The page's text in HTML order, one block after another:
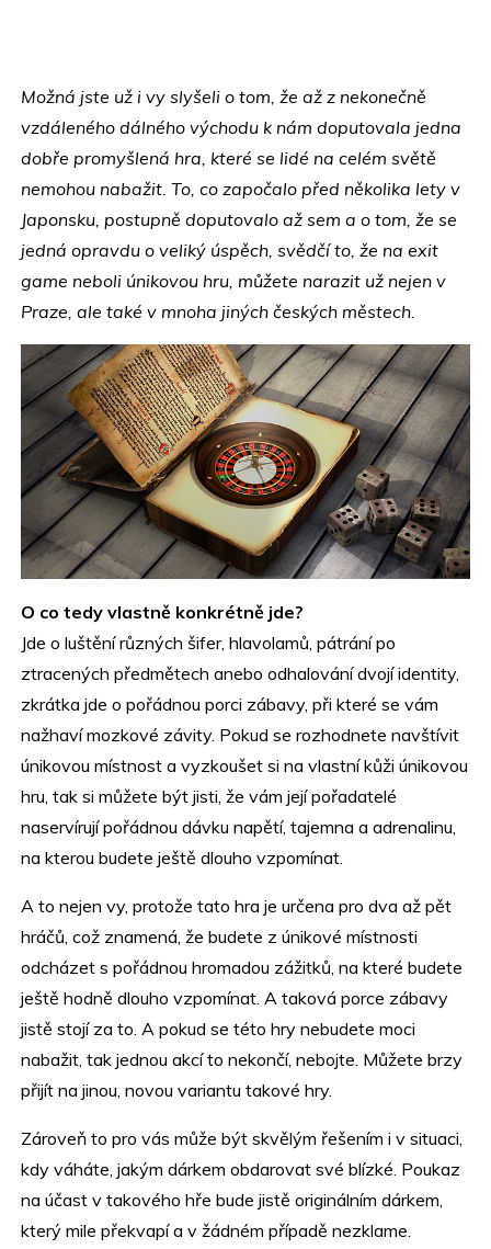
Možná jste už i vy slyšeli o tom, že až z nekonečně
vzdáleného dálného východu k nám doputovala jedna
dobře promyšlená hra, které se lidé na celém světě
nemohou nabažit. To, co započalo před několika lety v
Japonsku, postupně doputovalo až sem a o tom, že se
jedná opravdu o veliký úspěch, svědčí to, že naexit
game neboli únikovou hru, můžete narazit už nejen v
Praze, ale také v mnoha jiných českých městech.
O co tedy vlastně konkrétně jde?
Jde o luštění různých šifer, hlavolamů, pátrání po
ztracených předmětech anebo odhalování dvojí identity,
zkrátka jde o pořádnou porci zábavy, při které se vám
nažhaví mozkové závity. Pokud se rozhodnete navštívit
únikovou místnost a vyzkoušet si na vlastní kůži únikovou
hru, tak si můžete být jisti, že vám její pořadatelé
naservírují pořádnou dávku napětí, tajemna a adrenalinu,
na kterou budete ještě dlouho vzpomínat.
A to nejen vy, protože tato hra je určena pro dva až pět
hráčů, což znamená, že budete z únikové místnosti
odcházet s pořádnou hromadou zážitků, na které budete
ještě hodně dlouho vzpomínat. A taková porce zábavy
jistě stojí za to. A pokud se této hry nebudete moci
nabažit, tak jednou akcí to nekončí, nebojte. Můžete brzy
přijít na jinou, novou variantu takové hry.
Zároveň to pro vás může být skvělým řešením i v situaci,
kdy váháte, jakým dárkem obdarovat své blízké. Poukaz
na účast v takového hře bude jistě originálním dárkem,
který mile překvapí a v žádném případě nezklame.